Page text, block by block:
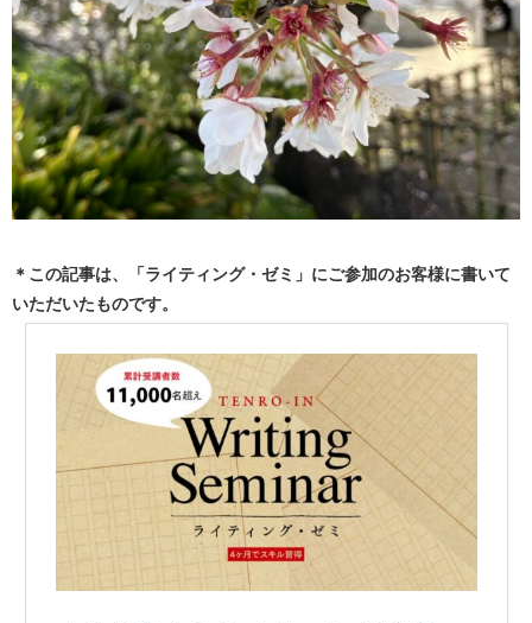
＊この記事は、「ライティング・ゼミ」にご参加のお客様に書いて
いただいたものです。